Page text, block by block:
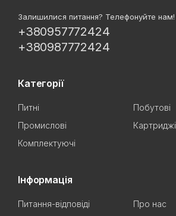
Залишилися питання? Телефонуйте нам!
+380957772424
+380987772424
Категорії
Питні
Побутові
Промислові
Картриджі
Комплектуючі
Інформація
Питання-відповіді
Про нас